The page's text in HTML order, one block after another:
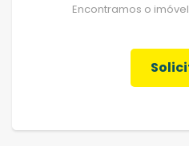
Encontramos o